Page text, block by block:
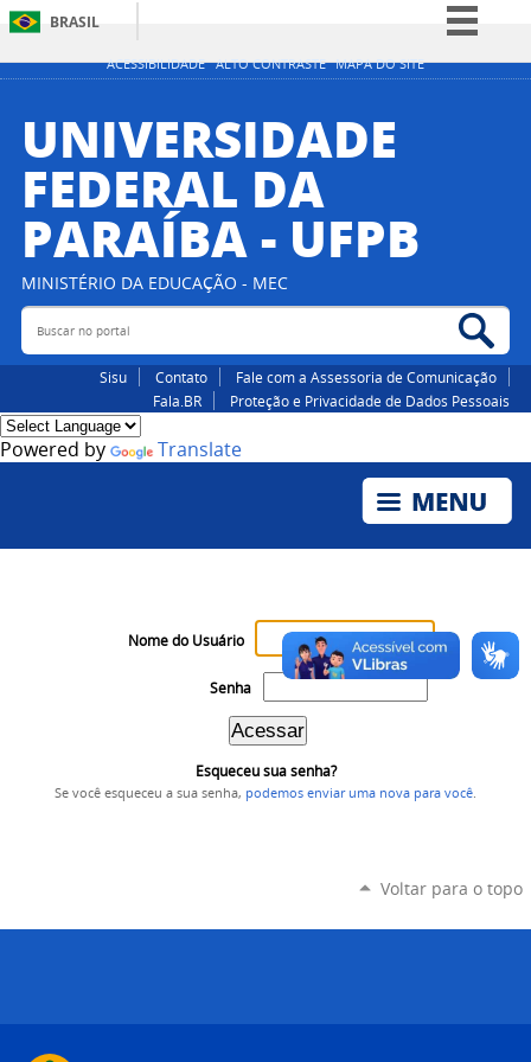
ACESSIBILIDADE ALTO CONTRASTE MAPA DO SITE
BRASIL
Simplifique!
Participe
Acesso à informação
Canais
UNIVERSIDADE
FEDERAL DA
PARAÍBA - UFPB
MINISTÉRIO DA EDUCAÇÃO - MEC
Buscar no portal
Sisu Contato
Fale com a Assessoria de Comunicação
Fala.BR
Proteção e Privacidade de Dados Pessoais
Powered by Translate
Nome do Usuário
Senha
Esqueceu sua senha?
Se você esqueceu a sua senha, podemos enviar uma nova para você
Voltar para o topo